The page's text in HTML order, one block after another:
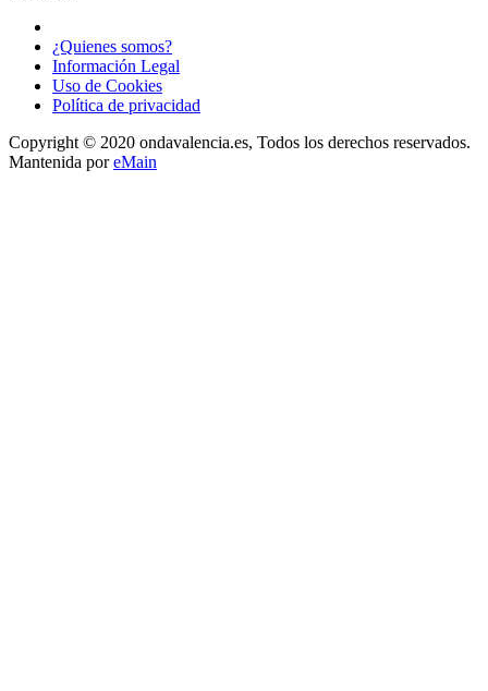
¿Quienes somos?
Información Legal
Uso de Cookies
Política de privacidad
Copyright © 2020 ondavalencia.es, Todos los derechos reservados.
Mantenida poreMain